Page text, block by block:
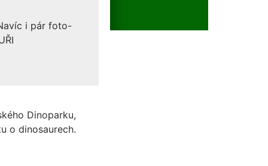
i pár foto-
Dinoparku,
o dinosaurech.